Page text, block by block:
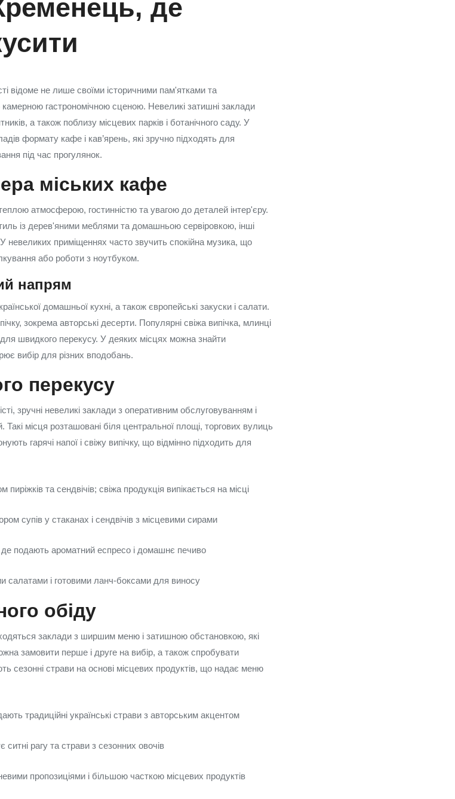
де
відоме не лише своїми історичними пам'ятками та
гастрономічною сценою. Невеликі затишні заклади
а також поблизу місцевих парків і ботанічного саду. У
формату кафе і кав’ярень, які зручно підходять для
під час прогулянок.
міських кафе
атмосферою, гостинністю та увагою до деталей інтер'єру.
із дерев'яними меблями та домашньою сервіровкою, інші
невеликих приміщеннях часто звучить спокійна музика, що
або роботи з ноутбуком.
напрям
домашньої кухні, а також європейські закуски і салати.
зокрема авторські десерти. Популярні свіжа випічка, млинці
для швидкого перекусу. У деяких місцях можна знайти
вибір для різних вподобань.
перекусу
зручні невеликі заклади з оперативним обслуговуванням і
місця розташовані біля центральної площі, торгових вулиць
гарячі напої і свіжу випічку, що відмінно підходить для
та сендвічів; свіжа продукція випікається на місці
супів у стаканах і сендвічів з місцевими сирами
подають ароматний еспресо і домашнє печиво
салатами і готовими ланч-боксами для виносу
обіду
заклади з ширшим меню і затишною обстановкою, які
замовити перше і друге на вибір, а також спробувати
сезонні страви на основі місцевих продуктів, що надає меню
традиційні українські страви з авторським акцентом
рагу та страви з сезонних овочів
пропозиціями і більшою часткою місцевих продуктів